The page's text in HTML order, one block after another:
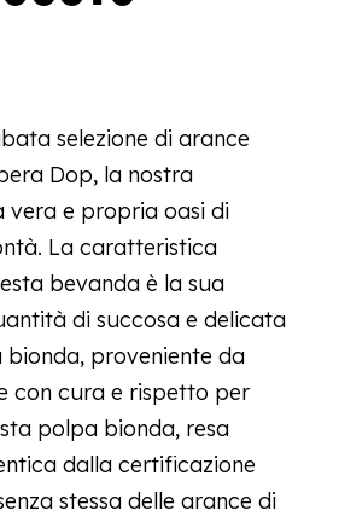
selezione di arance
Dop, la nostra
vera e propria oasi di
La caratteristica
bevanda è la sua
di succosa e delicata
bionda, proveniente da
con cura e rispetto per
polpa bionda, resa
dalla certificazione
stessa delle arance di